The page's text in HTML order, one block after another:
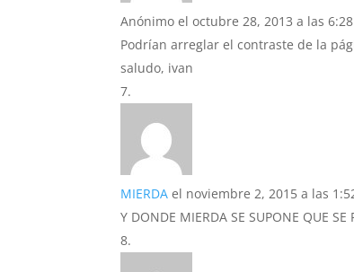
Anónimo el octubre 28, 2013 a las
Podrían arreglar el contraste de la
saludo, ivan
MIERDA el noviembre 2, 2015 a las
Y DONDE MIERDA SE SUPONE QUE SE